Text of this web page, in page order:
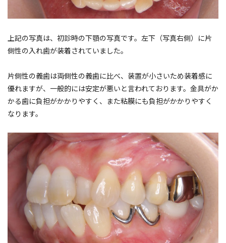
上記の写真は、初診時の下顎の写真です。左下（写真右側）に片
側性の入れ歯が装着されていました。
片側性の義歯は両側性の義歯に比べ、装置が小さいため装着感に
優れますが、一般的には安定が悪いと言われております。金具がか
かる歯に負担がかかりやすく、また粘膜にも負担がかかりやすく
なります。